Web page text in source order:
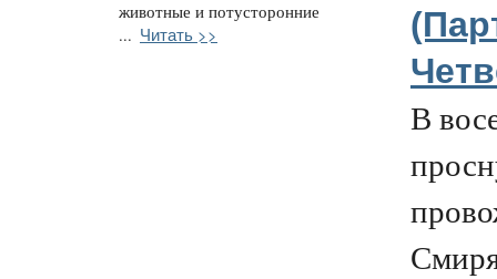
животные и потусторонние
... Читать >>
В